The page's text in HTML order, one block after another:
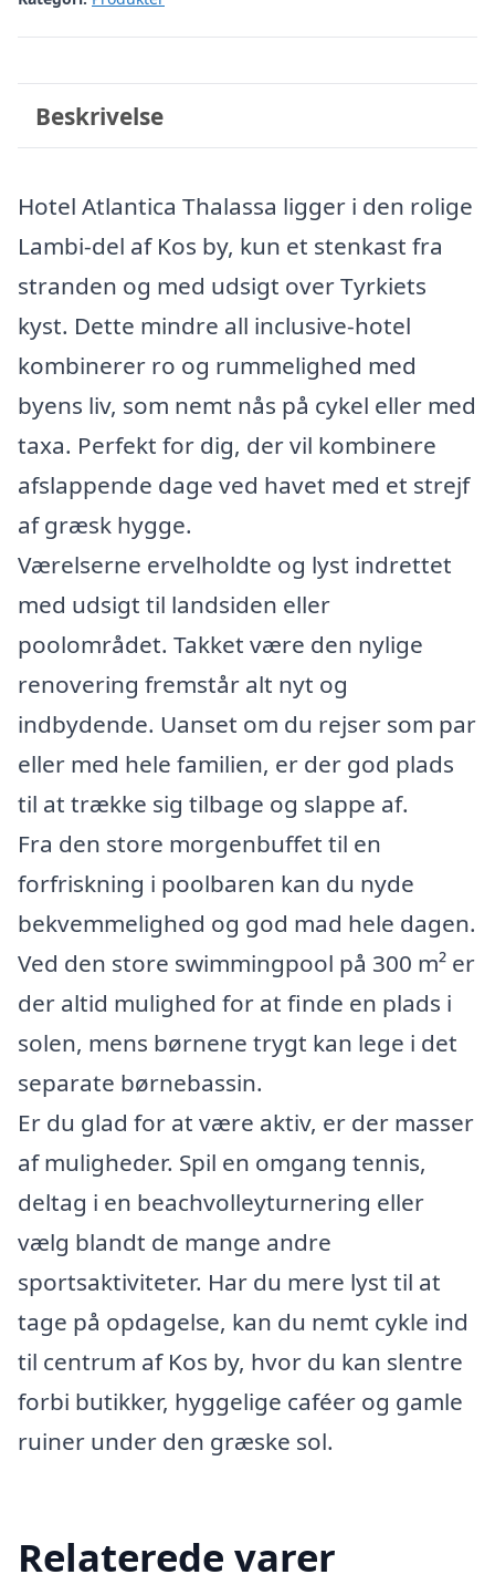
Beskrivelse
Hotel Atlantica Thalassa ligger i den rolige
Lambi-del af Kos by, kun et stenkast fra
stranden og med udsigt over Tyrkiets
kyst. Dette mindre all inclusive-hotel
kombinerer ro og rummelighed med
byens liv, som nemt nås på cykel eller med
taxa. Perfekt for dig, der vil kombinere
afslappende dage ved havet med et strejf
af græsk hygge.
Værelserne ervelholdte og lyst indrettet
med udsigt til landsiden eller
poolområdet. Takket være den nylige
renovering fremstår alt nyt og
indbydende. Uanset om du rejser som par
eller med hele familien, er der god plads
til at trække sig tilbage og slappe af.
Fra den store morgenbuffet til en
forfriskning i poolbaren kan du nyde
bekvemmelighed og god mad hele dagen.
Ved den store swimmingpool på 300 m² er
der altid mulighed for at finde en plads i
solen, mens børnene trygt kan lege i det
separate børnebassin.
Er du glad for at være aktiv, er der masser
af muligheder. Spil en omgang tennis,
deltag i en beachvolleyturnering eller
vælg blandt de mange andre
sportsaktiviteter. Har du mere lyst til at
tage på opdagelse, kan du nemt cykle ind
til centrum af Kos by, hvor du kan slentre
forbi butikker, hyggelige caféer og gamle
ruiner under den græske sol.
Relaterede varer